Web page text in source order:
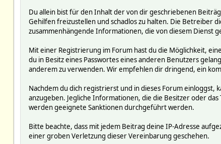
Du allein bist für den Inhalt der von dir geschriebenen
Gehilfen freizustellen und schadlos zu halten. Die Betreiber
zusammenhängende Informationen, die von diesem Dienst
Mit einer Registrierung im Forum hast du die Möglichkeit,
du in Besitz eines Passwortes eines anderen Benutzers
anderem zu verwenden. Wir empfehlen dir dringend, ein
Nachdem du dich registrierst und in dieses Forum
anzugeben. Jegliche Informationen, die die Besitzer oder
werden geeignete Sanktionen durchgeführt werden.
Bitte beachte, dass mit jedem Beitrag deine IP-Adresse
einer groben Verletzung dieser Vereinbarung geschehen.